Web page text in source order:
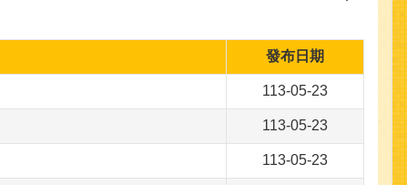
發布日期
113-05-23
113-05-23
113-05-23